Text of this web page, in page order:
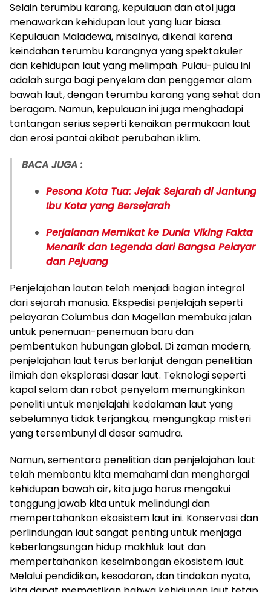
Selain terumbu karang, kepulauan dan atol juga
menawarkan kehidupan laut yang luar biasa.
Kepulauan Maladewa, misalnya, dikenal karena
keindahan terumbu karangnya yang spektakuler
dan kehidupan laut yang melimpah. Pulau-pulau ini
adalah surga bagi penyelam dan penggemar alam
bawah laut, dengan terumbu karang yang sehat dan
beragam. Namun, kepulauan ini juga menghadapi
tantangan serius seperti kenaikan permukaan laut
dan erosi pantai akibat perubahan iklim.
BACA JUGA :
Pesona Kota Tua: Jejak Sejarah di Jantung
Ibu Kota yang Bersejarah
Perjalanan Memikat ke Dunia Viking Fakta
Menarik dan Legenda dari Bangsa Pelayar
dan Pejuang
Penjelajahan lautan telah menjadi bagian integral
dari sejarah manusia. Ekspedisi penjelajah seperti
pelayaran Columbus dan Magellan membuka jalan
untuk penemuan-penemuan baru dan
pembentukan hubungan global. Di zaman modern,
penjelajahan laut terus berlanjut dengan penelitian
ilmiah dan eksplorasi dasar laut. Teknologi seperti
kapal selam dan robot penyelam memungkinkan
peneliti untuk menjelajahi kedalaman laut yang
sebelumnya tidak terjangkau, mengungkap misteri
yang tersembunyi di dasar samudra.
Namun, sementara penelitian dan penjelajahan laut
telah membantu kita memahami dan menghargai
kehidupan bawah air, kita juga harus mengakui
tanggung jawab kita untuk melindungi dan
mempertahankan ekosistem laut ini. Konservasi dan
perlindungan laut sangat penting untuk menjaga
keberlangsungan hidup makhluk laut dan
mempertahankan keseimbangan ekosistem laut.
Melalui pendidikan, kesadaran, dan tindakan nyata,